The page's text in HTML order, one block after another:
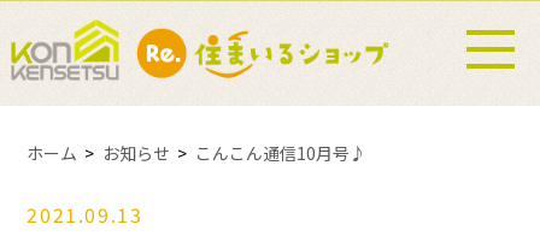
ホーム お知らせ こんこん通信10月号♪
2021.09.13